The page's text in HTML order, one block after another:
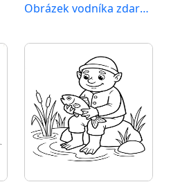
Obrázek vodníka zdarma